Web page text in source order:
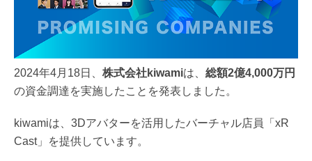
2024年4月18日、 株式会社kiwamiは、 総額2億4,000万円
の資金調達を実施したことを発表しました。
kiwamiは、3Dアバターを活用したバーチャル店員「xR
Cast」を提供しています。